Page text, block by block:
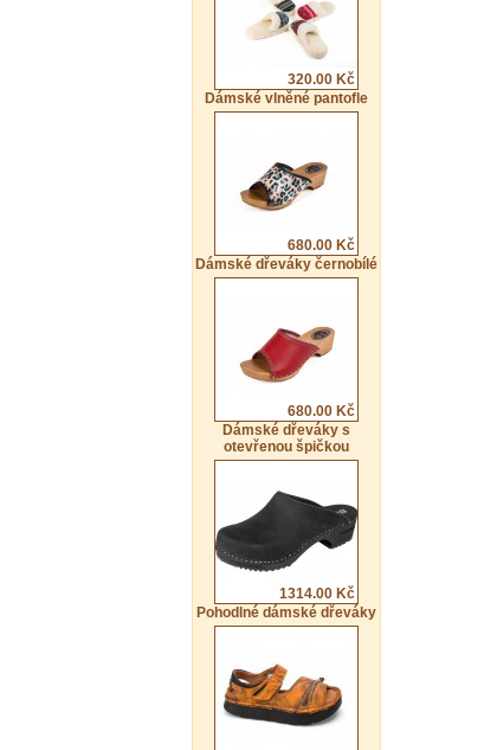
320.00 Kč
Dámské vlněné pantofle
680.00 Kč
Dámské dřeváky černobílé
680.00 Kč
Dámské dřeváky s
otevřenou špičkou
1314.00 Kč
Pohodlné dámské dřeváky